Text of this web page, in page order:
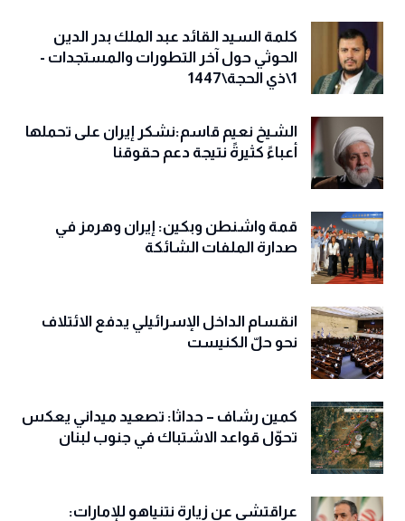
كلمة السيد القائد عبد الملك بدر الدين
الحوثي حول آخر التطورات والمستجدات -
1\ذي الحجة\1447
الشيخ نعيم قاسم:نشكر إيران على تحملها
أعباءً كثيرةً نتيجة دعم حقوقنا
قمة واشنطن وبكين: إيران وهرمز في
صدارة الملفات الشائكة
انقسام الداخل الإسرائيلي يدفع الائتلاف
نحو حلّ الكنيست
كمين رشاف – حداثا: تصعيد ميداني يعكس
تحوّل قواعد الاشتباك في جنوب لبنان
عراقتشي عن زيارة نتنياهو للإمارات: